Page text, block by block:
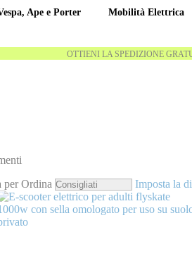
Ape e Porter Mobilità Elettrica
OTTIENI LA SPEDIZIONE
per Ordina Imposta la